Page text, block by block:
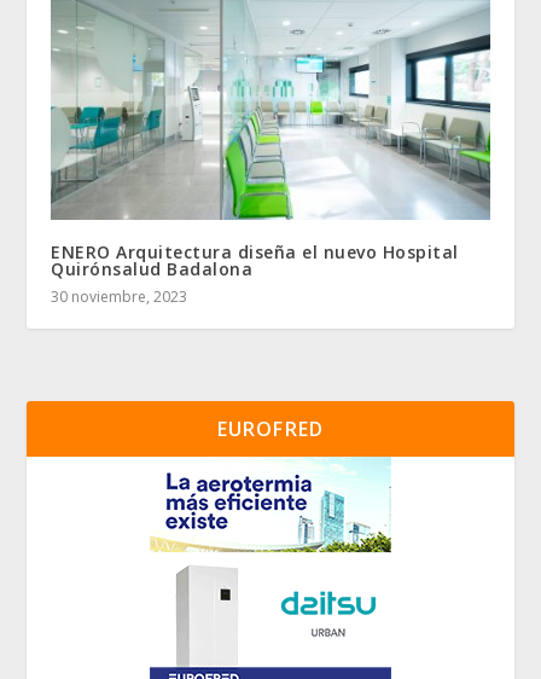
ENERO Arquitectura diseña el nuevo Hospital
Quirónsalud Badalona
30 noviembre, 2023
EUROFRED